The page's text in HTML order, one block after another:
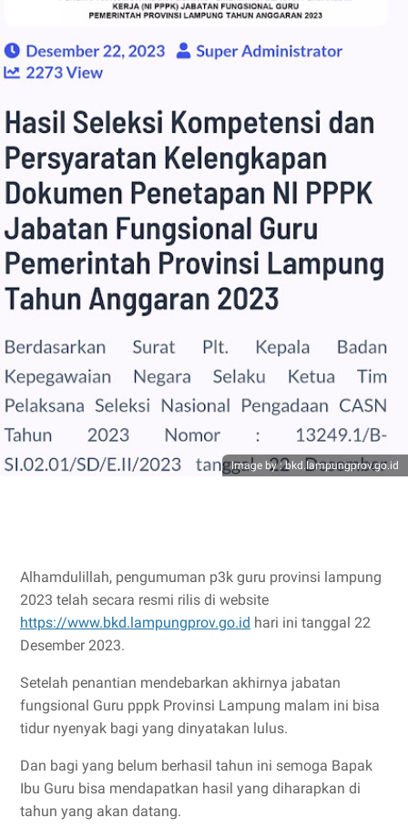
Image by : bkd.lampungprov.go.id
Alhamdulillah, pengumuman p3k guru provinsi lampung
2023 telah secara resmi rilis di website
https://www.bkd.lampungprov.go.id hari ini tanggal 22
Desember 2023.
Setelah penantian mendebarkan akhirnya jabatan
fungsional Guru pppk Provinsi Lampung malam ini bisa
tidur nyenyak bagi yang dinyatakan lulus.
Dan bagi yang belum berhasil tahun ini semoga Bapak
Ibu Guru bisa mendapatkan hasil yang diharapkan di
tahun yang akan datang.